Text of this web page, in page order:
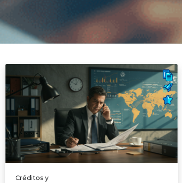
Créditos y